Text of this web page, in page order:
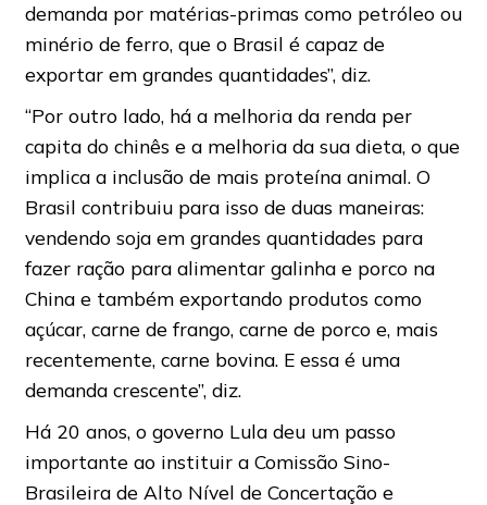
demanda por matérias-primas como petróleo ou
minério de ferro, que o Brasil é capaz de
exportar em grandes quantidades”, diz.
“Por outro lado, há a melhoria da renda per
capita do chinês e a melhoria da sua dieta, o que
implica a inclusão de mais proteína animal. O
Brasil contribuiu para isso de duas maneiras:
vendendo soja em grandes quantidades para
fazer ração para alimentar galinha e porco na
China e também exportando produtos como
açúcar, carne de frango, carne de porco e, mais
recentemente, carne bovina. E essa é uma
demanda crescente”, diz.
Há 20 anos, o governo Lula deu um passo
importante ao instituir a Comissão Sino-
Brasileira de Alto Nível de Concertação e